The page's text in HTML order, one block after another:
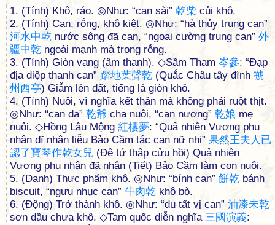
1. (Tính) Khô, ráo. ◎Như: “can sài” 乾柴 củi khô.
2. (Tính) Cạn, rỗng, khô kiệt. ◎Như: “hà thủy trung can”
河水中乾 nước sông đã cạn, “ngoại cường trung can” 外
疆中乾 ngoài mạnh mà trong rỗng.
3. (Tính) Giòn vang (âm thanh). ◇Sầm Tham 岑參: “Đạp
địa diệp thanh can” 踏地葉聲乾 (Quắc Châu tây đình 虢
州 西亭) Giẫm lên đất, tiếng lá giòn khô.
4. (Tính) Nuôi, vì nghĩa kết thân mà không phải ruột thịt.
◎Như: “can da” 乾爺 cha nuôi, “can nương” 乾娘 mẹ
nuôi. ◇Hồng Lâu Mộng 紅樓夢: “Quả nhiên Vương phu
nhân dĩ nhận liễu Bảo Cầm tác can nữ nhi” 果然王夫 人 已
認了寶琴作乾女兒 (Đệ tứ thập cửu hồi) Quả nhiên
Vương phu nhân đã nhận (Tiết) Bảo Cầm làm con nuôi.
5. (Danh) Thực phẩm khô. ◎Như: “bính can” 餅乾 bánh
biscuit, “ngưu nhục can” 牛肉乾 khô bò.
6. (Động) Trở thành khô. ◎Như: “du tất vị can” 油漆未乾
sơn dầu chưa khô. ◇Tam quốc diễn nghĩa 三國演義: